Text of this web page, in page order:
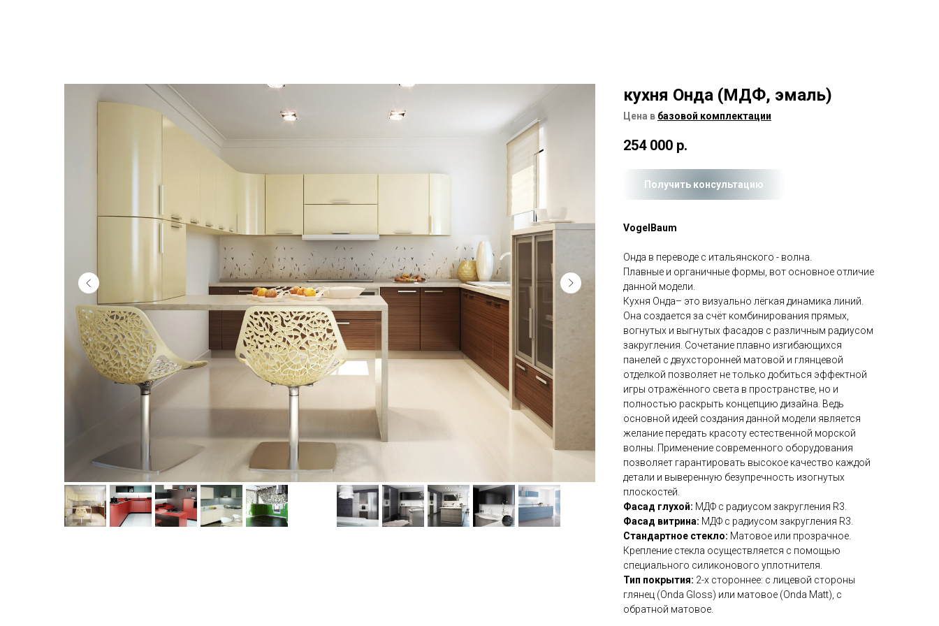
кухня Онда (МДФ, эмаль)
Цена в базовой комплектации
254 000 р.
Получить консультацию
VogelBaum
Онда в переводе c итальянского - волна.
Плавные и органичные формы, вот основное отличие
данной модели.
Кухня Онда– это визуально лёгкая динамика линий.
Она создается за счёт комбинирования прямых,
вогнутых и выгнутых фасадов с различным радиусом
закругления. Сочетание плавно изгибающихся
панелей с двухсторонней матовой и глянцевой
отделкой позволяет не только добиться эффектной
игры отражённого света в пространстве, но и
полностью раскрыть концепцию дизайна. Ведь
основной идеей создания данной модели является
желание передать красоту естественной морской
волны. Применение современного оборудования
позволяет гарантировать высокое качество каждой
детали и выверенную безупречность изогнутых
плоскостей.
Фасад глухой: МДФ с радиусом закругления R3.
Фасад витрина: МДФ с радиусом закругления R3.
Стандартное стекло: Матовое или прозрачное.
Крепление стекла осуществляется с помощью
специального силиконового уплотнителя.
Тип покрытия: 2-х стороннее: с лицевой стороны
глянец (Onda Gloss) или матовое (Onda Matt), с
обратной матовое.